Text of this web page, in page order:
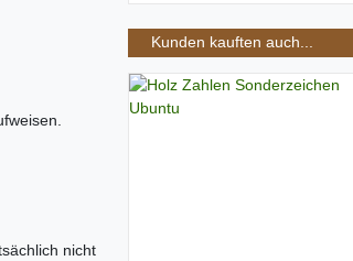
nicht
Kunden kauften auch...